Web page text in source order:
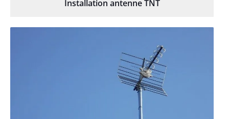
Installation antenne TNT